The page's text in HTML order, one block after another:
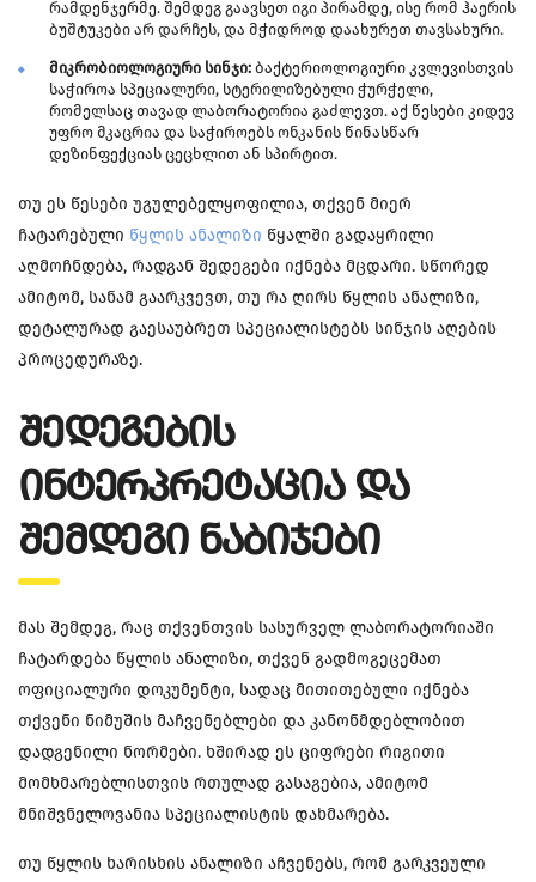
რამდენჯერმე. შემდეგ გაავსეთ იგი პირამდე, ისე რომ ჰაერის
ბუშტუკები არ დარჩეს, და მჭიდროდ დაახურეთ თავსახური.
მიკრობიოლოგიური სინჯი: ბაქტერიოლოგიური კვლევისთვის
საჭიროა სპეციალური, სტერილიზებული ჭურჭელი,
რომელსაც თავად ლაბორატორია გაძლევთ. აქ წესები კიდევ
უფრო მკაცრია და საჭიროებს ონკანის წინასწარ
დეზინფექციას ცეცხლით ან სპირტით.
თუ ეს წესები უგულებელყოფილია, თქვენ მიერ
ჩატარებული წყლის ანალიზი წყალში გადაყრილი
აღმოჩნდება, რადგან შედეგები იქნება მცდარი. სწორედ
ამიტომ, სანამ გაარკვევთ, თუ რა ღირს წყლის ანალიზი,
დეტალურად გაესაუბრეთ სპეციალისტებს სინჯის აღების
პროცედურაზე.
ᲨᲔᲓᲔᲒᲔᲑᲘᲡ
ᲘᲜᲢᲔᲠᲞᲠᲔᲢᲐᲪᲘᲐ ᲓᲐ
ᲨᲔᲛᲓᲔᲒᲘ ᲜᲐᲑᲘᲯᲔᲑᲘ
მას შემდეგ, რაც თქვენთვის სასურველ ლაბორატორიაში
ჩატარდება წყლის ანალიზი, თქვენ გადმოგეცემათ
ოფიციალური დოკუმენტი, სადაც მითითებული იქნება
თქვენი ნიმუშის მაჩვენებლები და კანონმდებლობით
დადგენილი ნორმები. ხშირად ეს ციფრები რიგითი
მომხმარებლისთვის რთულად გასაგებია, ამიტომ
მნიშვნელოვანია სპეციალისტის დახმარება.
თუ წყლის ხარისხის ანალიზი აჩვენებს, რომ გარკვეული